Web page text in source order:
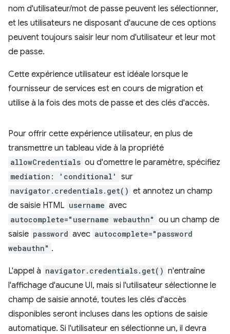
nom d'utilisateur/mot de passe peuvent les sélectionner,
et les utilisateurs ne disposant d'aucune de ces options
peuvent toujours saisir leur nom d'utilisateur et leur mot
de passe.
Cette expérience utilisateur est idéale lorsque le
fournisseur de services est en cours de migration et
utilise à la fois des mots de passe et des clés d'accès.
Pour offrir cette expérience utilisateur, en plus de
transmettre un tableau vide à la propriété
allowCredentials ou d'omettre le paramètre, spécifiez
mediation: 'conditional' sur
navigator.credentials.get() et annotez un champ
de saisie HTML username avec
autocomplete="username webauthn" ou un champ de
saisie password avec autocomplete="password
webauthn" .
L'appel à navigator.credentials.get() n'entraîne
l'affichage d'aucune UI, mais si l'utilisateur sélectionne le
champ de saisie annoté, toutes les clés d'accès
disponibles seront incluses dans les options de saisie
automatique. Si l'utilisateur en sélectionne un, il devra